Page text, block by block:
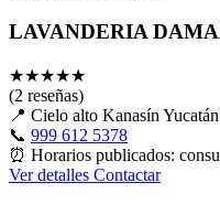
LAVANDERIA
★★★★★
(2 reseñas)
📍 Cielo alto Kanasín
📞 999 612 5378
⏰ Horarios publicados:
Ver detalles Contactar